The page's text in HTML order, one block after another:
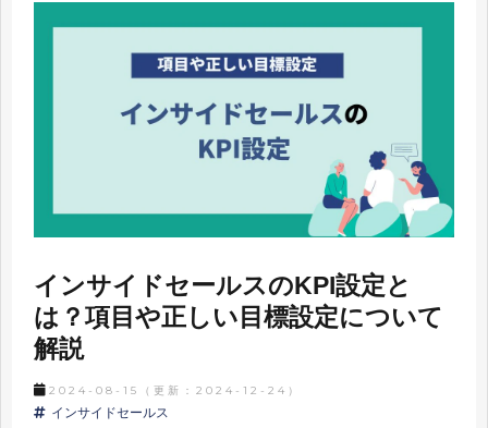
セミナー
資料ダウンロード
インサイドセールスのKPI設定と
は？項目や正しい目標設定について
解説
2024-08-15 （更新： 2024-12-24 ）
インサイドセールス